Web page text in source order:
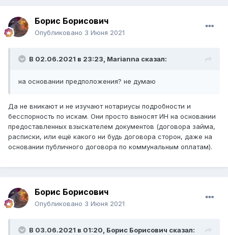
Борис Борисович
Опубликовано 3 Июня 2021
В 02.06.2021 в 23:23, Marianna сказал:
на основании предположения? не думаю
Да не вникают и не изучают нотариусы подробности и
бесспорность по искам. Они просто выносят ИН на основании
предоставленных взыскателем документов (договора займа,
расписки, или ещё какого ни будь договора сторон, даже на
основании публичного договора по коммунальным оплатам).
Борис Борисович
Опубликовано 3 Июня 2021
В 03.06.2021 в 01:20, Борис Борисович сказал: